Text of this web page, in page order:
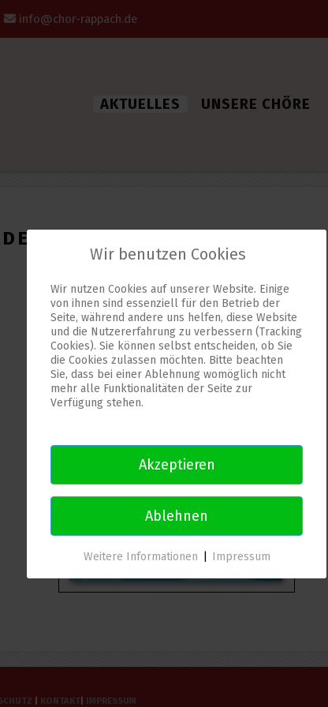
info@chor-rappach.de
AKTUELLES UNSERE CHÖRE
KONTAKT IMPRESSUM
Wir benutzen Cookies
Wir nutzen Cookies auf unserer Website. Einige
von ihnen sind essenziell für den Betrieb der
Seite, während andere uns helfen, diese Website
und die Nutzererfahrung zu verbessern (Tracking
Cookies). Sie können selbst entscheiden, ob Sie
die Cookies zulassen möchten. Bitte beachten
Sie, dass bei einer Ablehnung womöglich nicht
mehr alle Funktionalitäten der Seite zur
Verfügung stehen.
Akzeptieren
Ablehnen
Weitere Informationen Impressum